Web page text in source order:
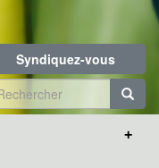
Syndiquez-vous